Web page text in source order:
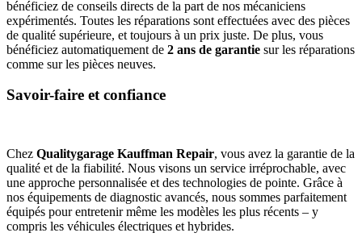
bénéficiez de conseils directs de la part de nos mécaniciens
expérimentés. Toutes les réparations sont effectuées avec des pièces
de qualité supérieure, et toujours à un prix juste. De plus, vous
bénéficiez automatiquement de 2 ans de garantie sur les réparations
comme sur les pièces neuves.
Savoir-faire et confiance
Chez Qualitygarage Kauffman Repair, vous avez la garantie de la
qualité et de la fiabilité. Nous visons un service irréprochable, avec
une approche personnalisée et des technologies de pointe. Grâce à
nos équipements de diagnostic avancés, nous sommes parfaitement
équipés pour entretenir même les modèles les plus récents – y
compris les véhicules électriques et hybrides.